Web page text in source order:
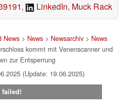
, LinkedIn, Muck Rack
News> News> Newsarchiv> News
kommt mit Venenscanner und
zur Entsperrung
(Update: 19.06.2025)